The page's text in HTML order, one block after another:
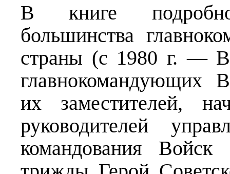
В книге
большинства
страны (с 1980 г. —
главнокомандующих
их заместителей,
руководителей
командования